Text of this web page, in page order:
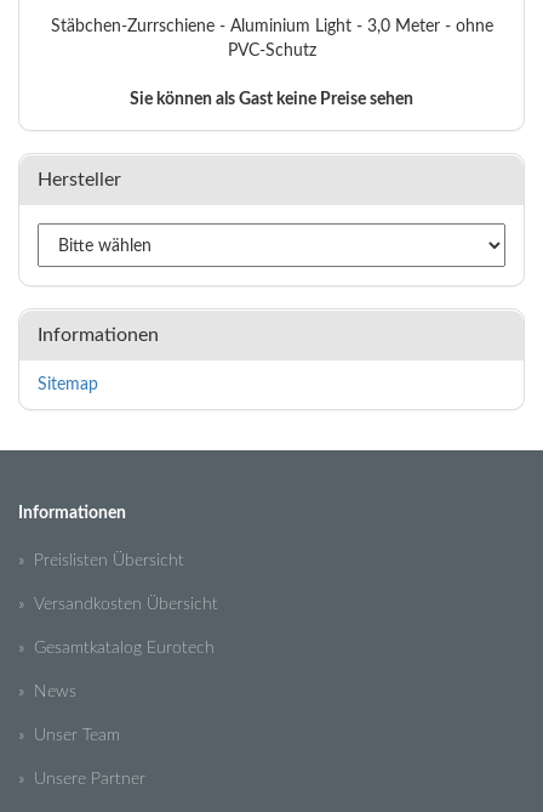
Stäbchen-Zurrschiene - Aluminium Light - 3,0 Meter - ohne
PVC-Schutz
Sie können als Gast keine Preise sehen
Hersteller
Informationen
Sitemap
Informationen
» Preislisten Übersicht
» Versandkosten Übersicht
» Gesamtkatalog Eurotech
» News
» Unser Team
» Unsere Partner